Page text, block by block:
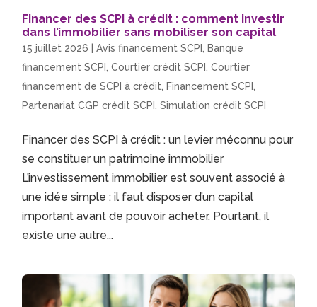
Financer des SCPI à crédit : comment investir
dans l’immobilier sans mobiliser son capital
15 juillet 2026 |Avis financement SCPI
Banque
financement SCPI
,Courtier crédit SCPI ,Courtier
financement de SCPI à crédit
Financement SCPI
Partenariat CGP crédit SCPI
,Simulation crédit SCPI
Financer des SCPI à crédit : un levier méconnu pour
se constituer un patrimoine immobilier
L’investissement immobilier est souvent associé à
une idée simple : il faut disposer d’un capital
important avant de pouvoir acheter. Pourtant, il
existe une autre...